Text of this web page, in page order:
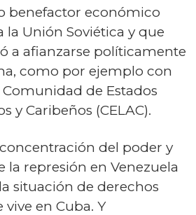
benefactor económico
la Unión Soviética y que
a afianzarse políticamente
como por ejemplo con
de Estados
y Caribeños (CELAC).
del poder y
la represión en Venezuela
situación de derechos
en Cuba. Y